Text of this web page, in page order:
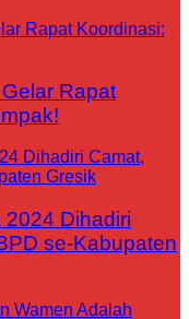
Rapat
Dihadiri
se-Kabupaten